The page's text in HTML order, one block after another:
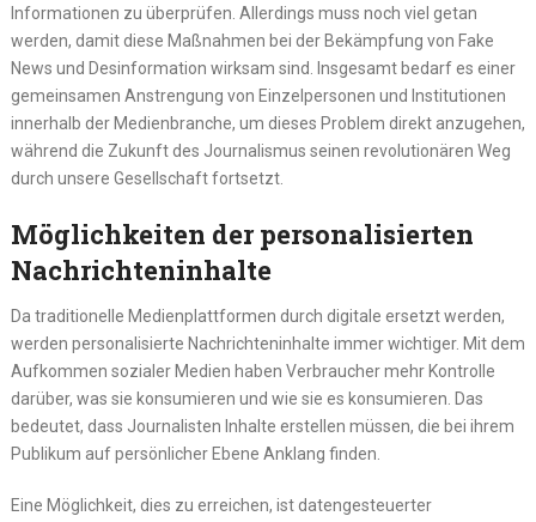
Informationen zu überprüfen. Allerdings muss noch viel getan
werden, damit diese Maßnahmen bei der Bekämpfung von Fake
News und Desinformation wirksam sind. Insgesamt bedarf es einer
gemeinsamen Anstrengung von Einzelpersonen und Institutionen
innerhalb der Medienbranche, um dieses Problem direkt anzugehen,
während die Zukunft des Journalismus seinen revolutionären Weg
durch unsere Gesellschaft fortsetzt.
Möglichkeiten der personalisierten
Nachrichteninhalte
Da traditionelle Medienplattformen durch digitale ersetzt werden,
werden personalisierte Nachrichteninhalte immer wichtiger. Mit dem
Aufkommen sozialer Medien haben Verbraucher mehr Kontrolle
darüber, was sie konsumieren und wie sie es konsumieren. Das
bedeutet, dass Journalisten Inhalte erstellen müssen, die bei ihrem
Publikum auf persönlicher Ebene Anklang finden.
Eine Möglichkeit, dies zu erreichen, ist datengesteuerter